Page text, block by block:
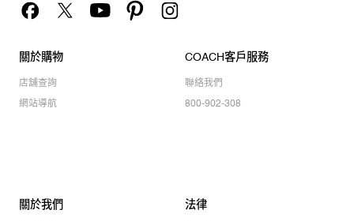
關於購物
店舖查詢
網站導航
COACH客戶服務
聯絡我們
800-902-308
關於我們 法律